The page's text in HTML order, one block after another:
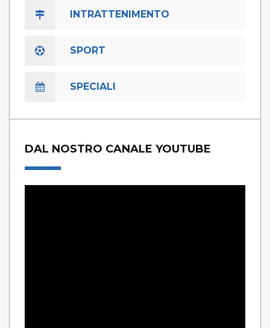
INTRATTENIMENTO
SPORT
SPECIALI
DAL NOSTRO CANALE YOUTUBE